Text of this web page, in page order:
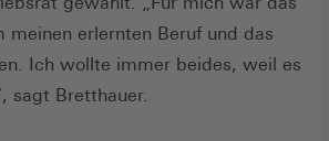
meinen erlernten Beruf und das
Ich wollte immer beides, weil es
sagt Bretthauer.